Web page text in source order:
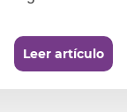
Leer artículo